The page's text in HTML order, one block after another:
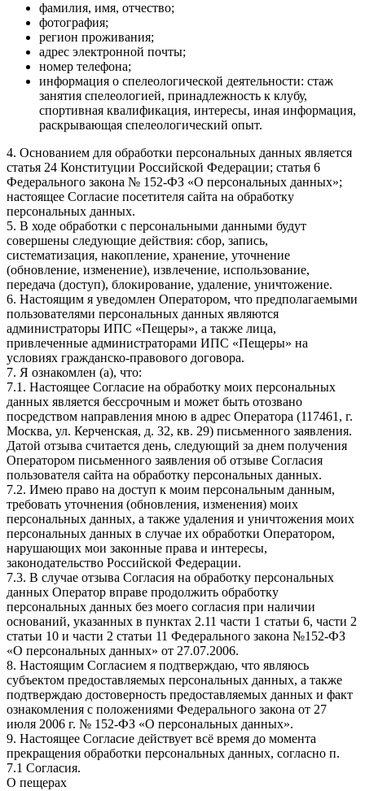
фамилия, имя, отчество;
фотография;
регион проживания;
адрес электронной почты;
номер телефона;
информация о спелеологической деятельности: стаж
занятия спелеологией, принадлежность к клубу,
спортивная квалификация, интересы, иная информация,
раскрывающая спелеологический опыт.
4. Основанием для обработки персональных данных является
статья 24 Конституции Российской Федерации; статья 6
Федерального закона № 152-ФЗ «О персональных данных»;
настоящее Согласие посетителя сайта на обработку
персональных данных.
5. В ходе обработки с персональными данными будут
совершены следующие действия: сбор, запись,
систематизация, накопление, хранение, уточнение
(обновление, изменение), извлечение, использование,
передача (доступ), блокирование, удаление, уничтожение.
6. Настоящим я уведомлен Оператором, что предполагаемыми
пользователями персональных данных являются
администраторы ИПС «Пещеры», а также лица,
привлеченные администраторами ИПС «Пещеры» на
условиях гражданско-правового договора.
7. Я ознакомлен (а), что:
7.1. Настоящее Согласие на обработку моих персональных
данных является бессрочным и может быть отозвано
посредством направления мною в адрес Оператора (117461, г.
Москва, ул. Керченская, д. 32, кв. 29) письменного заявления.
Датой отзыва считается день, следующий за днем получения
Оператором письменного заявления об отзыве Согласия
пользователя сайта на обработку персональных данных.
7.2. Имею право на доступ к моим персональным данным,
требовать уточнения (обновления, изменения) моих
персональных данных, а также удаления и уничтожения моих
персональных данных в случае их обработки Оператором,
нарушающих мои законные права и интересы,
законодательство Российской Федерации.
7.3. В случае отзыва Согласия на обработку персональных
данных Оператор вправе продолжить обработку
персональных данных без моего согласия при наличии
оснований, указанных в пунктах 2.11 части 1 статьи 6, части 2
статьи 10 и части 2 статьи 11 Федерального закона №152-ФЗ
«О персональных данных» от 27.07.2006.
8. Настоящим Согласием я подтверждаю, что являюсь
субъектом предоставляемых персональных данных, а также
подтверждаю достоверность предоставляемых данных и факт
ознакомления с положениями Федерального закона от 27
июля 2006 г. № 152-ФЗ «О персональных данных».
9. Настоящее Согласие действует всё время до момента
прекращения обработки персональных данных, согласно п.
7.1 Согласия.
О пещерах